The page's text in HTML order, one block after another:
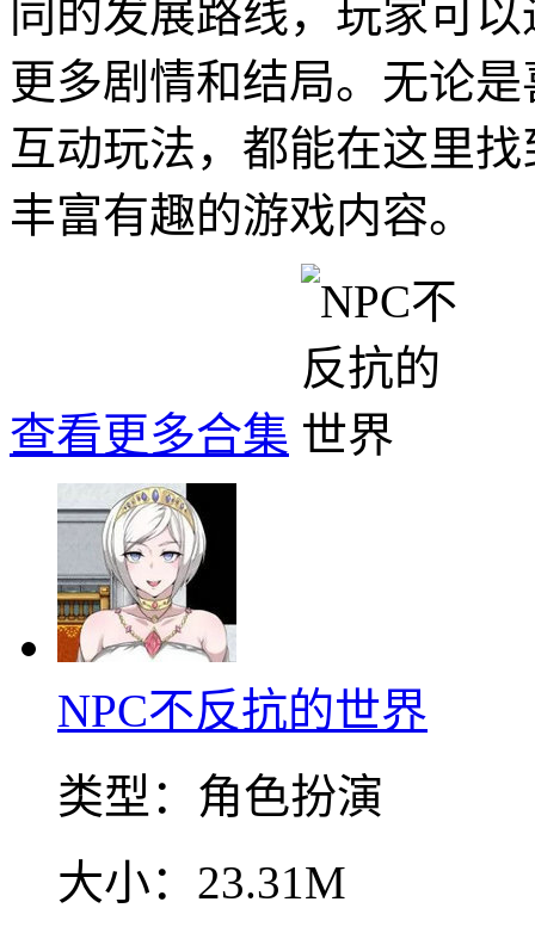
同的发展路线，玩家可
更多剧情和结局。无论
互动玩法，都能在这里
丰富有趣的游戏内容。
查看更多合集
NPC不反抗的世界
类型： 角色扮演
大小： 23.31M